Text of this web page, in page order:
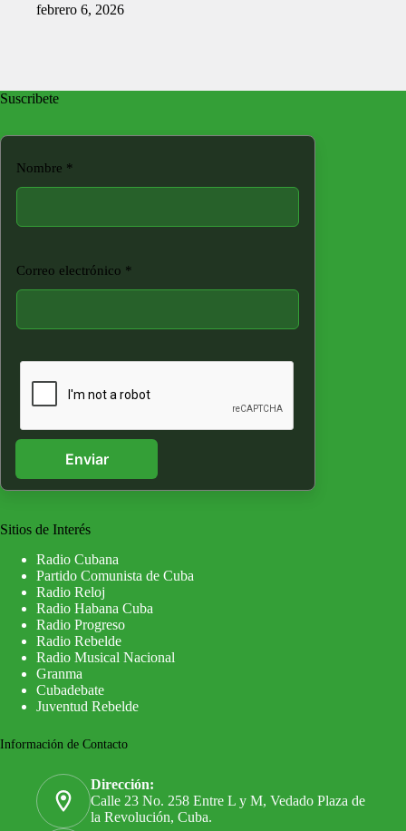
febrero 6, 2026
Suscribete
Nombre *
Correo electrónico *
Enviar
Sitios de Interés
Radio Cubana
Partido Comunista de Cuba
Radio Reloj
Radio Habana Cuba
Radio Progreso
Radio Rebelde
Radio Musical Nacional
Granma
Cubadebate
Juventud Rebelde
Información de Contacto
Dirección:
Calle 23 No. 258 Entre L y M, Vedado Plaza de
la Revolución, Cuba.